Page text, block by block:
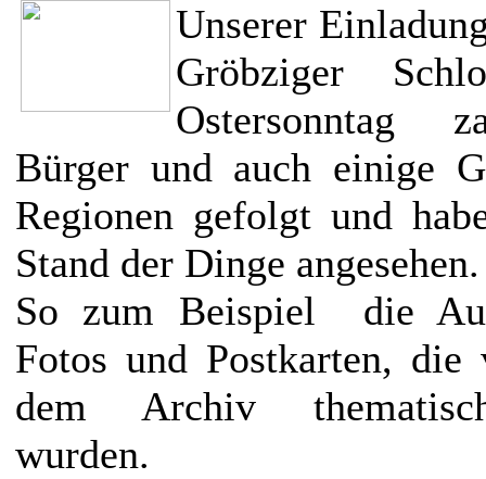
Unserer
Gröbziger
Ostersonntag
Bürger und auch einige
Regionen gefolgt und
Stand der Dinge angesehen.
So zum Beispiel die
Fotos und Postkarten,
dem Archiv
wurden.